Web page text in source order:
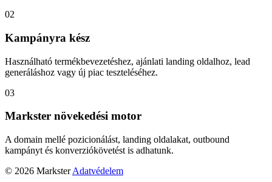
02
Kampányra kész
Használható termékbevezetéshez, ajánlati landing oldalhoz, lead
generáláshoz vagy új piac teszteléséhez.
03
Markster növekedési motor
A domain mellé pozicionálást, landing oldalakat, outbound
kampányt és konverziókövetést is adhatunk.
© 2026 Markster Adatvédelem